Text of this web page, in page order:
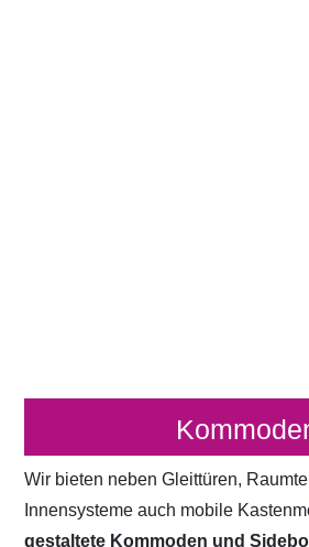
Wir bieten neben Gleittüren,
Innensysteme auch mobile
gestaltete Kommoden und